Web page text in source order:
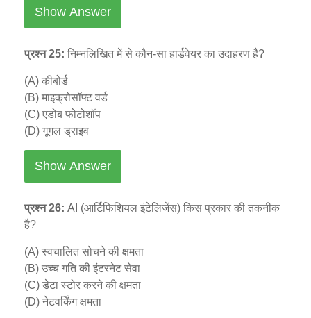
Show Answer
प्रश्न 25: निम्नलिखित में से कौन-सा हार्डवेयर का उदाहरण है?
(A) कीबोर्ड
(B) माइक्रोसॉफ्ट वर्ड
(C) एडोब फोटोशॉप
(D) गूगल ड्राइव
Show Answer
प्रश्न 26: AI (आर्टिफिशियल इंटेलिजेंस) किस प्रकार की तकनीक
है?
(A) स्वचालित सोचने की क्षमता
(B) उच्च गति की इंटरनेट सेवा
(C) डेटा स्टोर करने की क्षमता
(D) नेटवर्किंग क्षमता